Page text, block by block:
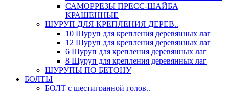
САМОРРЕЗЫ ПРЕСС-ШАЙБА
КРАШЕННЫЕ
ШУРУП ДЛЯ КРЕПЛЕНИЯ ДЕРЕВ..
10 Шуруп для крепления деревянных лаг
12 Шуруп для крепления деревянных лаг
6 Шуруп для крепления деревянных лаг
8 Шуруп для крепления деревянных лаг
ШУРУПЫ ПО БЕТОНУ
БОЛТЫ
БОЛТ с шестигранной голов..